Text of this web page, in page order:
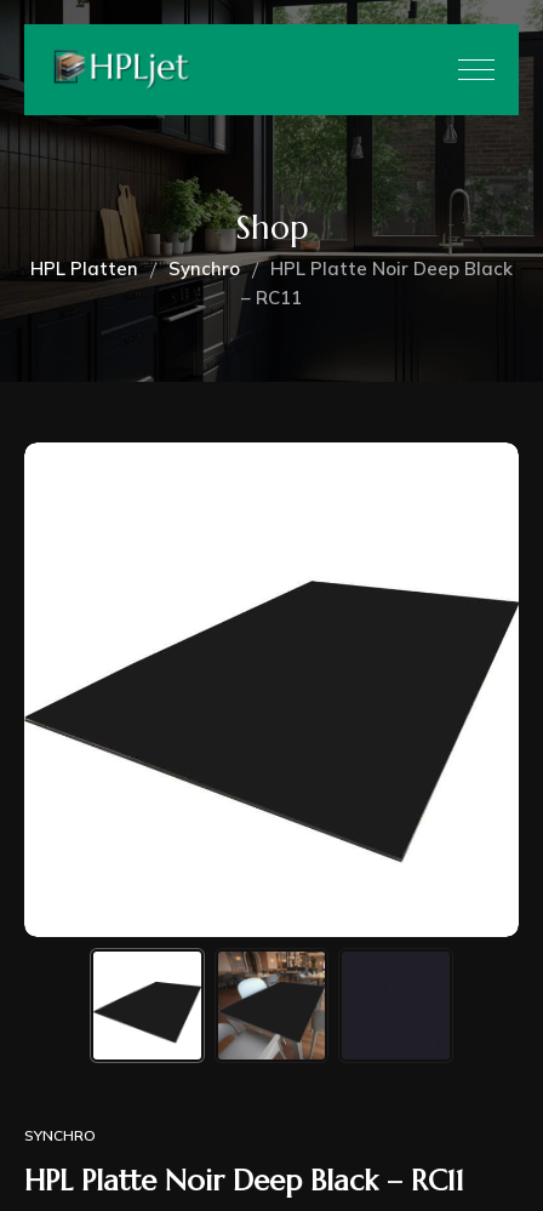
Shop
HPL Platten Synchro
HPL Platte Noir Deep Black
– RC11
SYNCHRO
HPL Platte Noir Deep Black – RC11